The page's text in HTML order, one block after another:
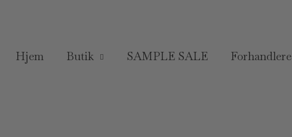
Hjem Butik SAMPLE SALE Forhandlere